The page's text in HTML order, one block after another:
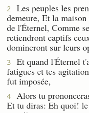
2
Les peuples les
demeure, Et la maison
de l'Éternel, Comme
retiendront captifs
domineront sur leurs
3
Et quand l'Éternel
fatigues et tes
fut imposée,
4
Alors tu
Et tu diras: Eh quoi!